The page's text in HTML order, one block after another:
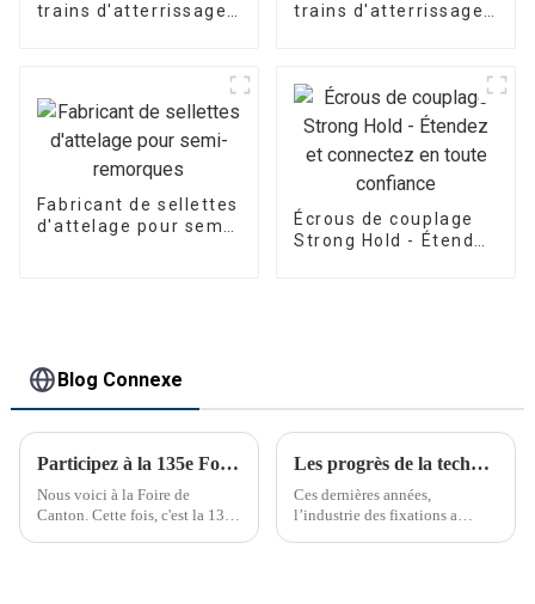
trains d'atterrissage
trains d'atterrissage
Fabricant de sellettes
d'attelage pour semi-
Écrous de couplage
Strong Hold - Étendez
Blog Connexe
Participez à la 135e Foire de Canton
Nous voici à la Foire de
Canton. Cette fois, c'est la 135e
Les progrès de la technologie de fixation transforment les industries
Ces dernières années,
l’industrie des fixations a